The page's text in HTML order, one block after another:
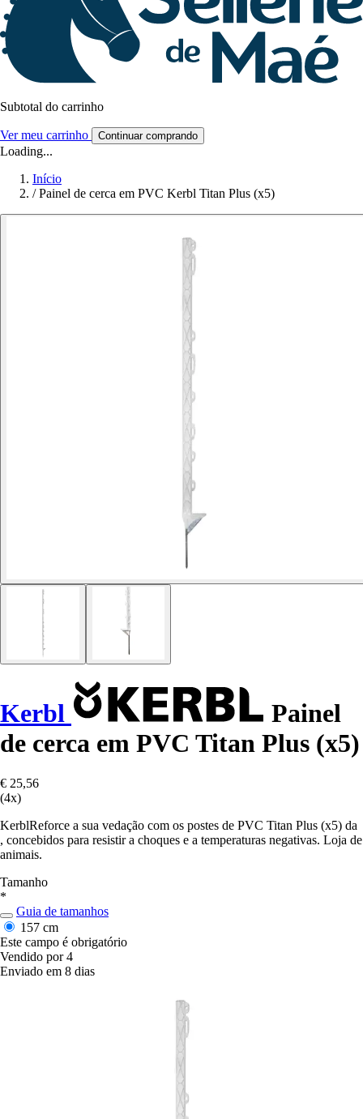
Subtotal do carrinho
Ver meu carrinho Continuar comprando
Loading...
Início
/ Painel de cerca em PVC Kerbl Titan Plus (x5)
Kerbl
Painel
de cerca em PVC Titan Plus (x5)
€ 25,56
(4x)
KerblReforce a sua vedação com os postes de PVC Titan Plus (x5) da
, concebidos para resistir a choques e a temperaturas negativas. Loja de
animais.
Tamanho
*
Guia de tamanhos
157 cm
Este campo é obrigatório
Vendido por 4
Enviado em 8 dias